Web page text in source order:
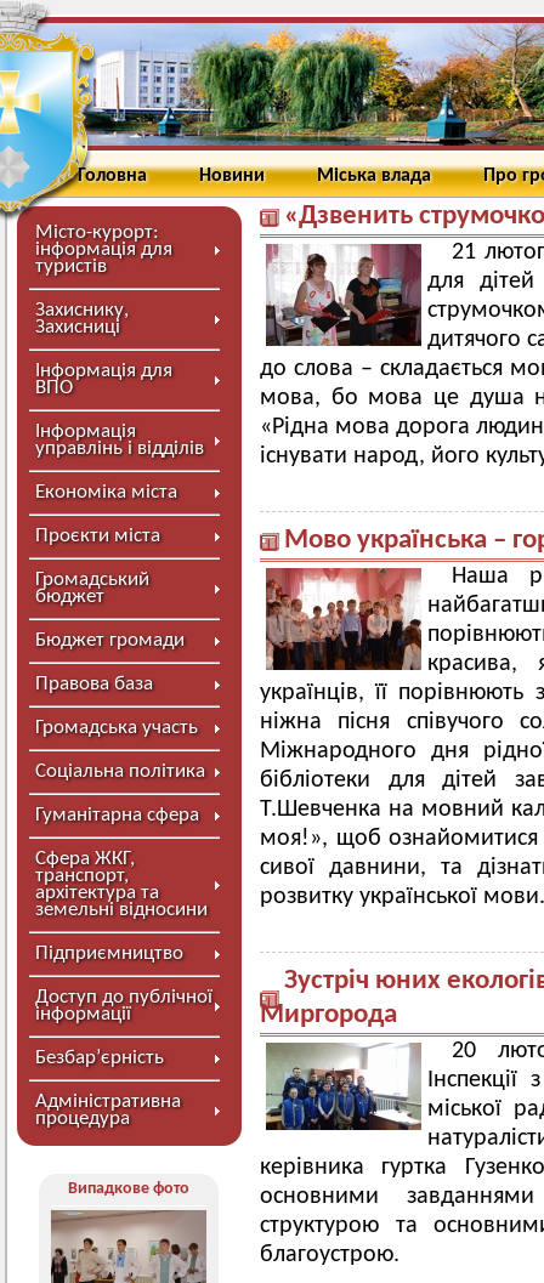
Головна Новини Міська влада Про
Місто-курорт:
інформація для
туристів
Захиснику,
Захисниці
Інформація для
ВПО
Інформація
управлінь і відділів
Економіка міста
Проєкти міста
Громадський
бюджет
Бюджет громади
Правова база
Громадська участь
Соціальна політика
Гуманітарна сфера
Сфера ЖКГ,
транспорт,
архітектура та
земельні відносини
Підприємництво
Доступ до публічної
інформації
Безбар’єрність
Адміністративна
процедура
Випадкове фото
«Дзвенить
21
для
дитячого
до слова – складається
мова, бо мова це душа
«Рідна мова дорога
існувати народ, його
Мово українська –
Наша
красива,
українців, її
ніжна пісня співучого
Міжнародного дня
бібліотеки для дітей
Т.Шевченка на мовний
моя!», щоб
сивої давнини, та
розвитку української
Зустріч юних
Миргорода
20
міської
керівника гуртка
основними
структурою та
благоустрою.